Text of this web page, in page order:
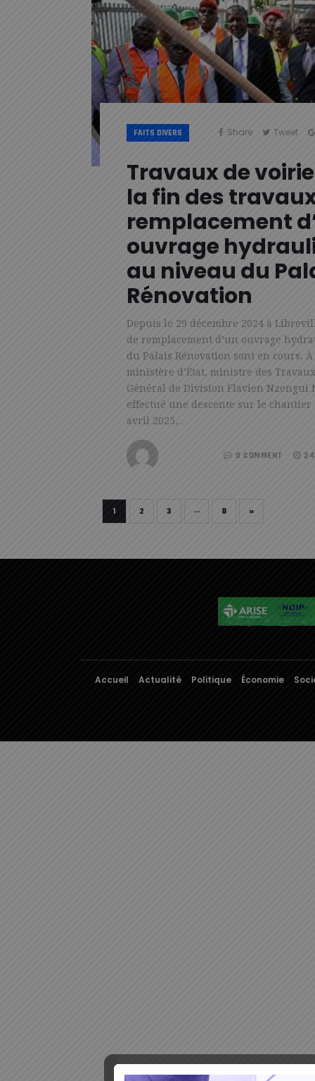
FAITS DIVERS Share Tweet
Travaux de
la fin des
remplacement
ouvrage
au niveau du
Rénovation
Depuis le 29 décembre 2024 à
de remplacement d’un ouvrage
du Palais Rénovation sont en cours.
ministère d’État, ministre des
Général de Division Flavien Nzengui
effectué une descente sur le chantier
avril 2025,…
0 COMMENT
1 2 3 ··· 8 »
Accueil Actualité Politique Économie